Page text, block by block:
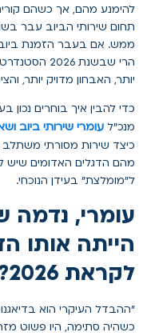
להימנע מהם, אך כשהם
תחום שירותי הביוב עבר
ממש. אם בעבר הזמנת
הרי שבשנת
יותר, האבחון מדויק יותר,
כדי להבין איך בוחרים נכון
מנכ"ל עומרי שירותי ביוב
כיצד שירות מסורתי משתלב
מהם הדגלים האדומים שיש
ל"מומלצת" בעידן הנוכחי.
עומרי, נדמה
הייתה אותו
לקראת 2026?
"ההבדל העיקרי הוא
כשהיה סתימה, היו פשוט